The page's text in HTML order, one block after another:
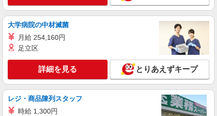
大学病院の中材滅菌
月給 254,160円
足立区
詳細を見る とりあえずキープ
レジ・商品陳列スタッフ
時給 1,300円